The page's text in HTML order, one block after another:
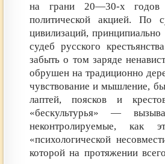
на грани 20—30-х годов
политической акцией. По
цивилизаций,
судеб русского
забыть о том заряде
обрушен на традиционно
чувствование и мышление,
лаптей, поясков и
«бескультурья» —
неконтролируемые, как
«психологической
которой на протяжении